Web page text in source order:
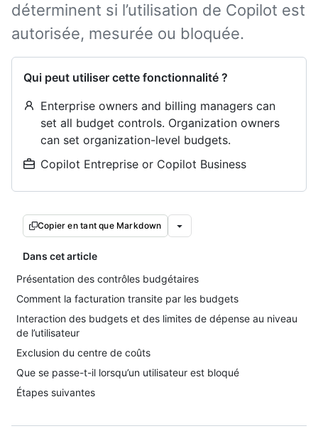
déterminent si l’utilisation de Copilot est
autorisée, mesurée ou bloquée.
Qui peut utiliser cette fonctionnalité ?
Enterprise owners and billing managers can
set all budget controls. Organization owners
can set organization-level budgets.
Copilot Entreprise or Copilot Business
Copier en tant que Markdown
Dans cet article
Présentation des contrôles budgétaires
Comment la facturation transite par les budgets
Interaction des budgets et des limites de dépense au niveau
de l’utilisateur
Exclusion du centre de coûts
Que se passe-t-il lorsqu’un utilisateur est bloqué
Étapes suivantes